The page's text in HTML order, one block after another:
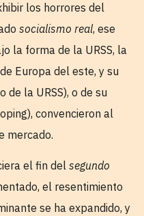
los horrores del
socialismo real, ese
la forma de la URSS, la
Europa del este, y su
la URSS), o de su
convencieron al
mercado.
el fin del segundo
el resentimiento
se ha expandido, y